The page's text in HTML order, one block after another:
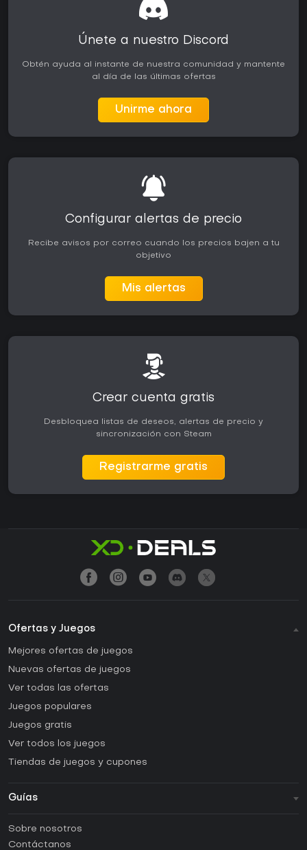
Únete a nuestro Discord
Obtén ayuda al instante de nuestra comunidad y mantente
al día de las últimas ofertas
Unirme ahora
Configurar alertas de precio
Recibe avisos por correo cuando los precios bajen a tu
objetivo
Mis alertas
Crear cuenta gratis
Desbloquea listas de deseos, alertas de precio y
sincronización con Steam
Registrarme gratis
Ofertas y Juegos
Mejores ofertas de juegos
Nuevas ofertas de juegos
Ver todas las ofertas
Juegos populares
Juegos gratis
Ver todos los juegos
Tiendas de juegos y cupones
Guías
Guías y tutoriales
Sobre nosotros
Contáctanos